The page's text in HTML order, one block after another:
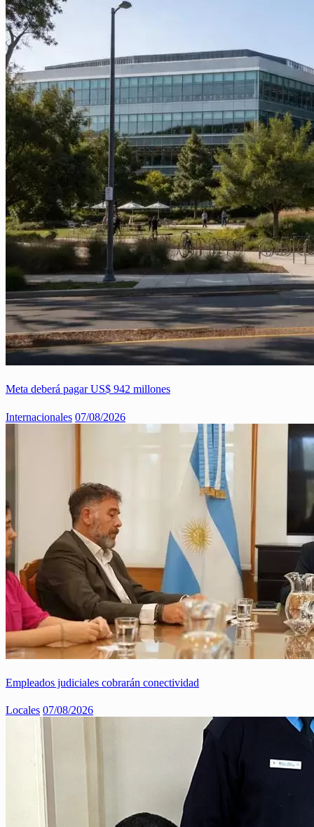
Meta deberá pagar US$ 942 millones
Internacionales 07/08/2026
Empleados judiciales cobrarán conectividad
Locales 07/08/2026